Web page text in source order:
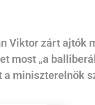
Viktor zárt ajtók
most „a
a miniszterelnök